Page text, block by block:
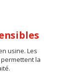
usine. Les
la